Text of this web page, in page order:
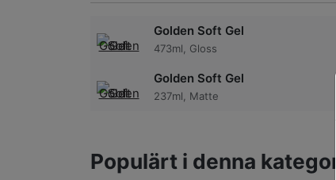
Golden Soft Gel
473ml, Gloss
Golden Soft Gel
237ml, Matte
Populärt i denna kategori